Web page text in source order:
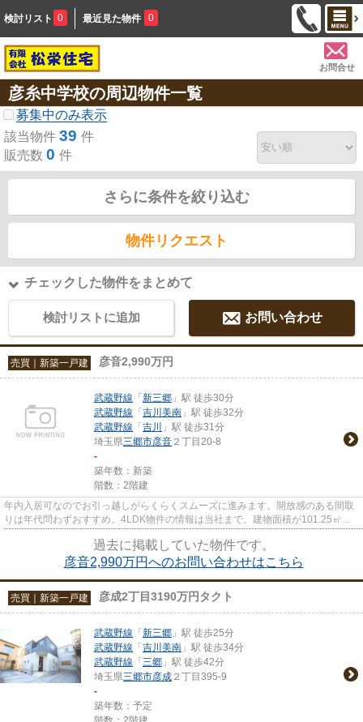
検討リスト 0 最近見た物件 0
お問合せ
彦糸中学校の周辺物件一覧
募集中のみ表示
該当物件 39 件
販売数 0 件
さらに条件を絞り込む
物件リクエスト
チェックした物件をまとめて
検討リストに追加 お問い合わせ
売買｜新築一戸建 彦音2,990万円
武蔵野線 「 新三郷 」駅 徒歩30分
武蔵野線 「 吉川美南 」駅 徒歩32分
武蔵野線 「 吉川
」駅 徒歩31分
埼玉県三郷市彦音 ２丁目20-8
-
築年数：新築
階数：2階建
年内入居可なのでお引っ越しがらくらくスムーズに進みます。開放感のある間取
りは年代問わずおすすめ。4LDK物件の情報は当社まで。建物面積が101.25㎡で
過去に掲載していた物件です。
彦音2,990万円へのお問い合わせはこちら
売買｜新築一戸建 彦成2丁目3190万円タクト
武蔵野線 「 新三郷 」駅 徒歩25分
武蔵野線 「 吉川美南 」駅 徒歩34分
武蔵野線 「 三郷 」駅 徒歩42分
埼玉県三郷市彦成 ２丁目395-9
-
築年数：予定